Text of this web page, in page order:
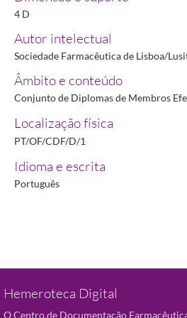
4 D
Autor intelectual
Sociedade Farmacêutica de Lisboa/
Âmbito e conteúdo
Conjunto de Diplomas de Membros
Localização física
PT/OF/CDF/D/1
Idioma e escrita
Português
Hemeroteca Digital
O Centro de Documentação